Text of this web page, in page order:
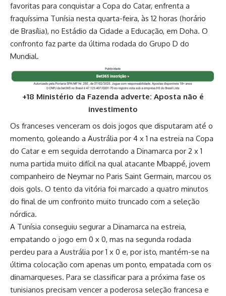
favoritas para conquistar a Copa do Catar, enfrenta a
fraquíssima Tunísia nesta quarta-feira, às 12 horas (horário
de Brasília), no Estádio da Cidade a Educação, em Doha. O
confronto faz parte da última rodada do Grupo D do
Mundial.
+18 Ministério da Fazenda adverte: Aposta não é
investimento
Os franceses venceram os dois jogos que disputaram até o
momento, goleando a Austrália por 4 x 1 na estreia na Copa
do Catar e em seguida derrotando a Dinamarca por 2 x 1
numa partida muito difícil na qual atacante Mbappé, jovem
companheiro de Neymar no Paris Saint Germain, marcou os
dois gols. O tento da vitória foi marcado a quatro minutos
do final de um confronto muito truncado com a seleção
nórdica.
A Tunísia conseguiu segurar a Dinamarca na estreia,
empatando o jogo em 0 x 0, mas na segunda rodada
perdeu para a Austrália por 1 x 0 e, por isto, mantém-se na
última colocação com apenas um ponto, empatada com os
dinamarqueses. Para se classificar para a próxima fase os
tunisianos precisam vencer a poderosa seleção francesa e